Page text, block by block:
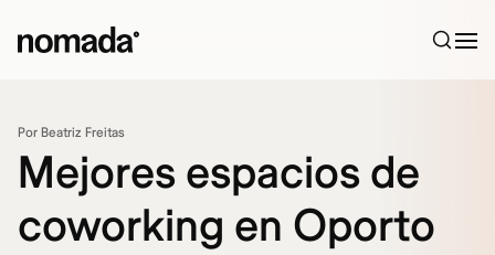
Por Beatriz Freitas
Mejores espacios de
coworking en Oporto